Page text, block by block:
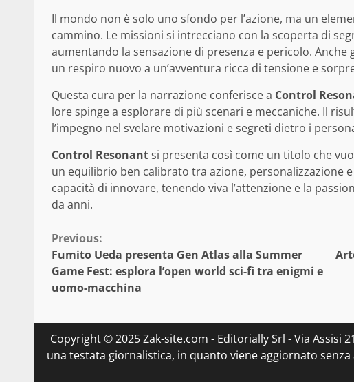
Il mondo non è solo uno sfondo per l’azione, ma un
cammino. Le missioni si intrecciano con la scoperta di
aumentando la sensazione di presenza e pericolo.
un respiro nuovo a un’avventura ricca di tensione e
Questa cura per la narrazione conferisce a Control
lore spinge a esplorare di più scenari e meccaniche. Il
l’impegno nel svelare motivazioni e segreti dietro i
Control Resonantsi presenta così come un titolo che
un equilibrio ben calibrato tra azione, personalizzazione
capacità di innovare, tenendo viva l’attenzione e la
da anni.
Continue
Reading
Previous:
Fumito Ueda presenta Gen Atlas alla Summer
Game Fest: esplora l’open world sci-fi tra enigmi e
uomo-macchina
Copyright © 2025 Zak-site.com - Editorially Srl - Via Assisi
una testata giornalistica, in quanto viene aggiornato